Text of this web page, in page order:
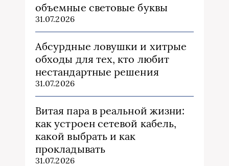
объемные световые буквы
31.07.2026
Абсурдные ловушки и хитрые
обходы для тех, кто любит
нестандартные решения
31.07.2026
Витая пара в реальной жизни:
как устроен сетевой кабель,
какой выбрать и как
прокладывать
31.07.2026